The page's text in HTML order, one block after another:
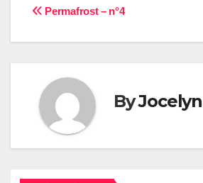
Navigation
de
l’article
Permafrost – n°4
By